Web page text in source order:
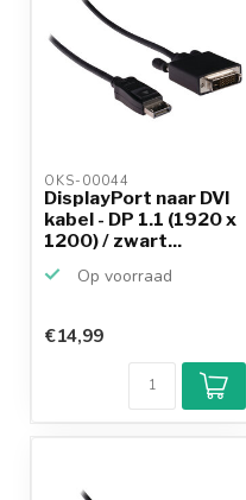
OKS-00044
DisplayPort naar DVI
kabel - DP 1.1 (1920 x
1200) / zwart...
Op voorraad
€14,99